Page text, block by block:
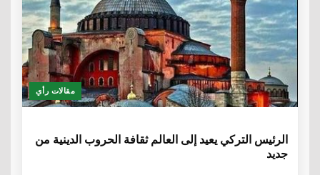
مقالات رأي
الرئيس التركي يعيد إلى العالم ثقافة الحروب الدينية من
جديد